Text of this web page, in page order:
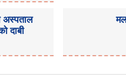
अस्पताल
दाबी